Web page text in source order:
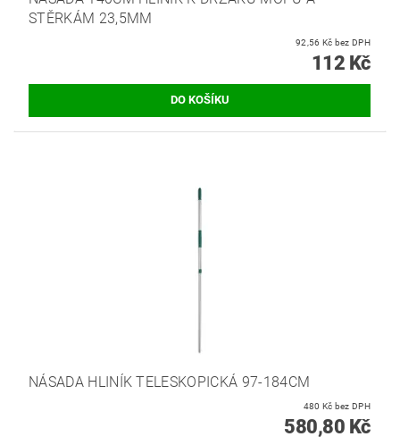
STĚRKÁM 23,5MM
92,56 Kč bez DPH
112 Kč
NÁSADA HLINÍK TELESKOPICKÁ 97-184CM
480 Kč bez DPH
580,80 Kč